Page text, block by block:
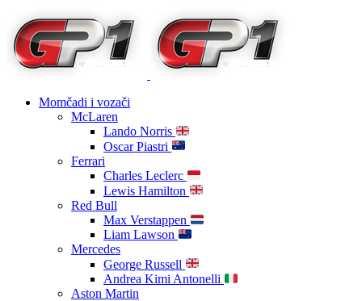
Momčadi i vozači
McLaren
Lando Norris
Oscar Piastri
Ferrari
Charles Leclerc
Lewis Hamilton
Red Bull
Max Verstappen
Liam Lawson
Mercedes
George Russell
Andrea Kimi Antonelli
Aston Martin